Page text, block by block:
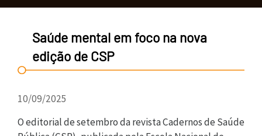
Saúde mental em foco na nova
edição de CSP
10/09/2025
O editorial de setembro da revista Cadernos de Saúde